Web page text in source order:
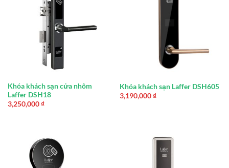
Khóa khách sạn cửa nhôm
Laffer DSH18
3,250,000 ₫
Khóa khách sạn Laffer DSH605
3,190,000 ₫